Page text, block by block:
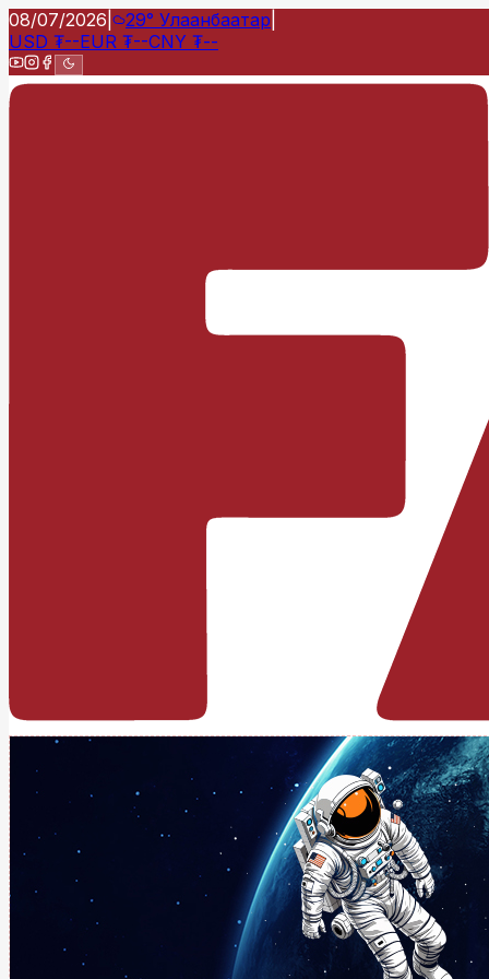
08/07/2026 29° Улаанбаатар
USD ₮--EUR ₮--CNY ₮--